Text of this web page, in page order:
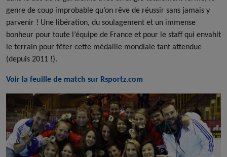
genre de coup improbable qu’on rêve de réussir sans jamais y
parvenir ! Une libération, du soulagement et un immense
bonheur pour toute l’équipe de France et pour le staff qui envahit
le terrain pour fêter cette médaille mondiale tant attendue
(depuis 2011 !).
Voir la feuille de match sur Rsportz.com